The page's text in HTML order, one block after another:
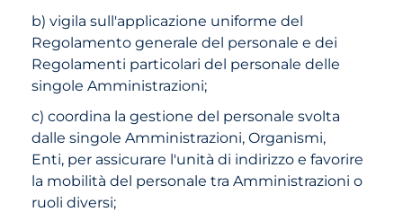
b) vigila sull'applicazione uniforme del
Regolamento generale del personale e dei
Regolamenti particolari del personale delle
singole Amministrazioni;
c) coordina la gestione del personale svolta
dalle singole Amministrazioni, Organismi,
Enti, per assicurare l'unità di indirizzo e favorire
la mobilità del personale tra Amministrazioni o
ruoli diversi;